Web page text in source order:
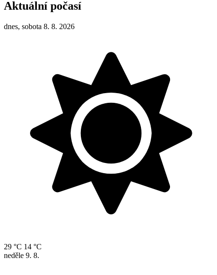
Aktuální počasí
dnes, sobota 8. 8. 2026
29 °C 14 °C
neděle 9. 8.